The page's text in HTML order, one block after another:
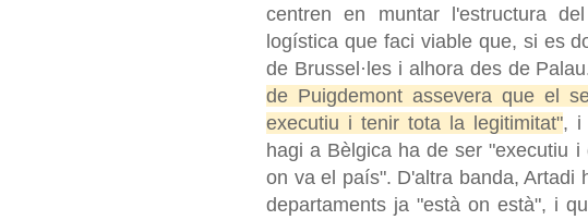
centren en muntar l'estructura
logística que faci viable que, si es
de Brussel·les i alhora des de
de Puigdemont assevera que el
executiu i tenir tota la legitimitat", i
hagi a Bèlgica ha de ser "executiu
on va el país". D'altra banda, Artadi
departaments ja "està on està", i